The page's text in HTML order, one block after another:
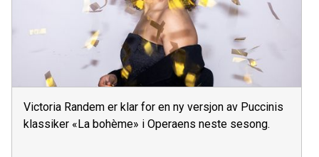
Victoria Randem er klar for en ny versjon av Puccinis
klassiker «La bohème» i Operaens neste sesong.